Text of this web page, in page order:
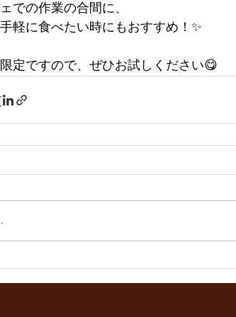
での作業の合間に、
軽に食べたい時にもおすすめ！✨
定ですので、ぜひお試しください😋